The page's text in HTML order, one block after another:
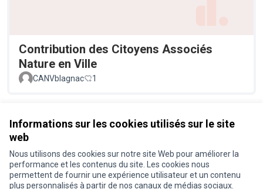
Informations sur les cookies utilisés sur le site
web
Nous utilisons des cookies sur notre site Web pour améliorer la
performance et les contenus du site. Les cookies nous
permettent de fournir une expérience utilisateur et un contenu
plus personnalisés à partir de nos canaux de médias sociaux.
Contribution des Citoyens Associés
Nature en Ville
CANVblagnac 1
Conditions d'utilisation
Paramètres des cookies
Je participe ! sur X
Je participe ! sur Facebook
Je participe ! sur Instagram